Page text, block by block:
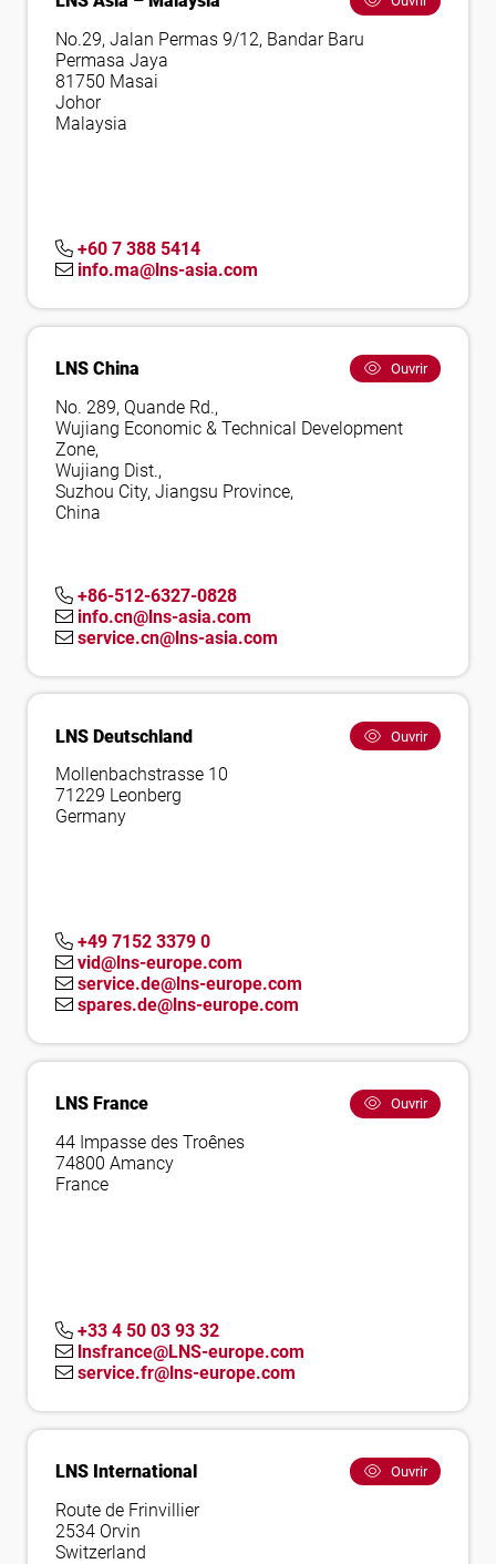
No.29, Jalan Permas 9/12, Bandar Baru
Permasa Jaya
81750 Masai
Johor
Malaysia
+60 7 388 5414
info.ma@lns-asia.com
LNS China Ouvrir
No. 289, Quande Rd.,
Wujiang Economic & Technical Development
Zone,
Wujiang Dist.,
Suzhou City, Jiangsu Province,
China
+86-512-6327-0828
info.cn@lns-asia.com
service.cn@lns-asia.com
LNS Deutschland Ouvrir
Mollenbachstrasse 10
71229 Leonberg
Germany
+49 7152 3379 0
vid@lns-europe.com
service.de@lns-europe.com
spares.de@lns-europe.com
LNS France Ouvrir
44 Impasse des Troênes
74800 Amancy
France
+33 4 50 03 93 32
lnsfrance@LNS-europe.com
service.fr@lns-europe.com
LNS International Ouvrir
Route de Frinvillier
2534 Orvin
Switzerland